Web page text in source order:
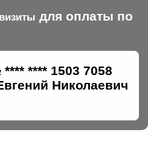
для оплаты по
**** 1503 7058
Николаевич